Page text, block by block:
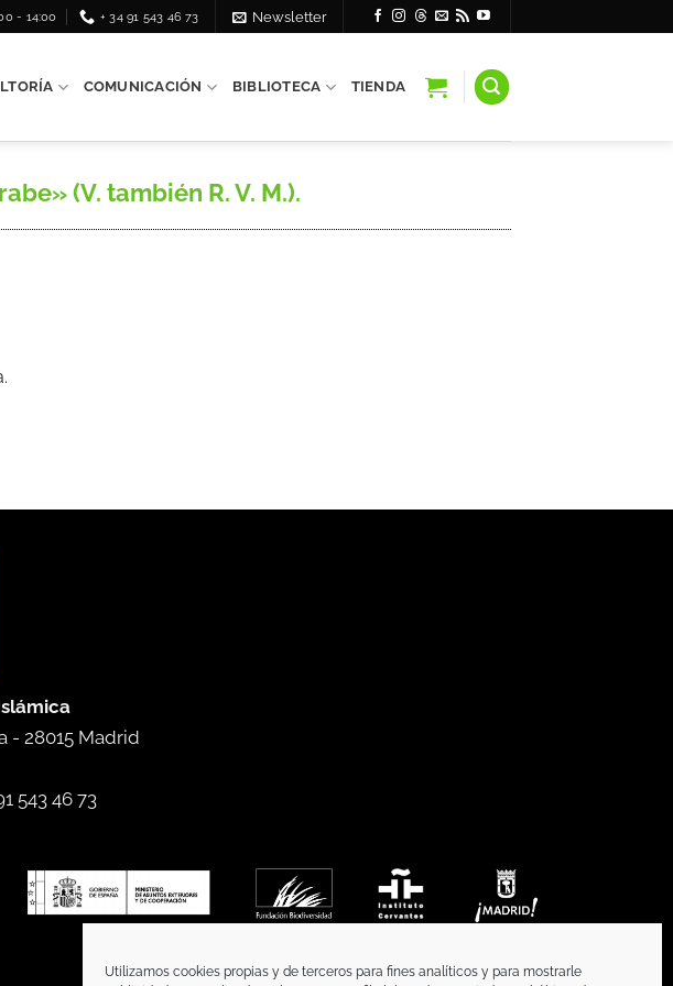
Utilizamos cookies propias y de terceros para fines analíticos y para mostrarle
- 14:00 + 34 91 543 46 73 Newsletter
COMUNICACIÓN BIBLIOTECA TIENDA
(V. también R. V. M.).
- 28015 Madrid
543 46 73